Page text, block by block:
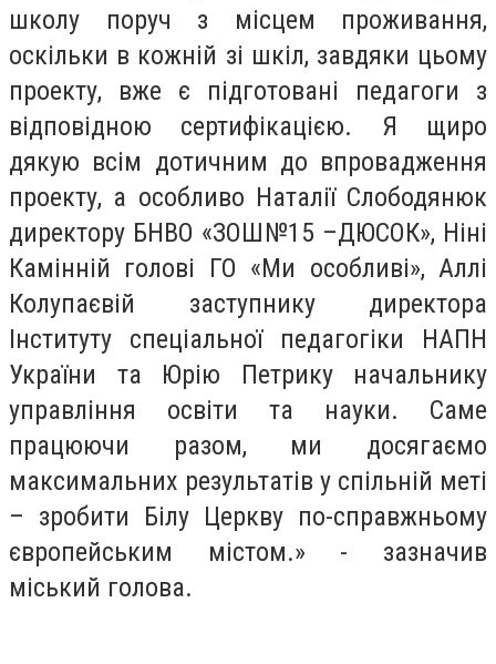
школу поруч з місцем проживання,
оскільки в кожній зі шкіл, завдяки цьому
проекту, вже є підготовані педагоги з
відповідною сертифікацією. Я щиро
дякую всім дотичним до впровадження
проекту, а особливо Наталії Слободянюк
директору БНВО «ЗОШ№15 –ДЮСОК», Ніні
Камінній голові ГО «Ми особливі», Аллі
Колупаєвій заступнику директора
Інституту спеціальної педагогіки НАПН
України та Юрію Петрику начальнику
управління освіти та науки. Саме
працюючи разом, ми досягаємо
максимальних результатів у спільній меті
– зробити Білу Церкву по-справжньому
європейським містом.» - зазначив
міський голова.